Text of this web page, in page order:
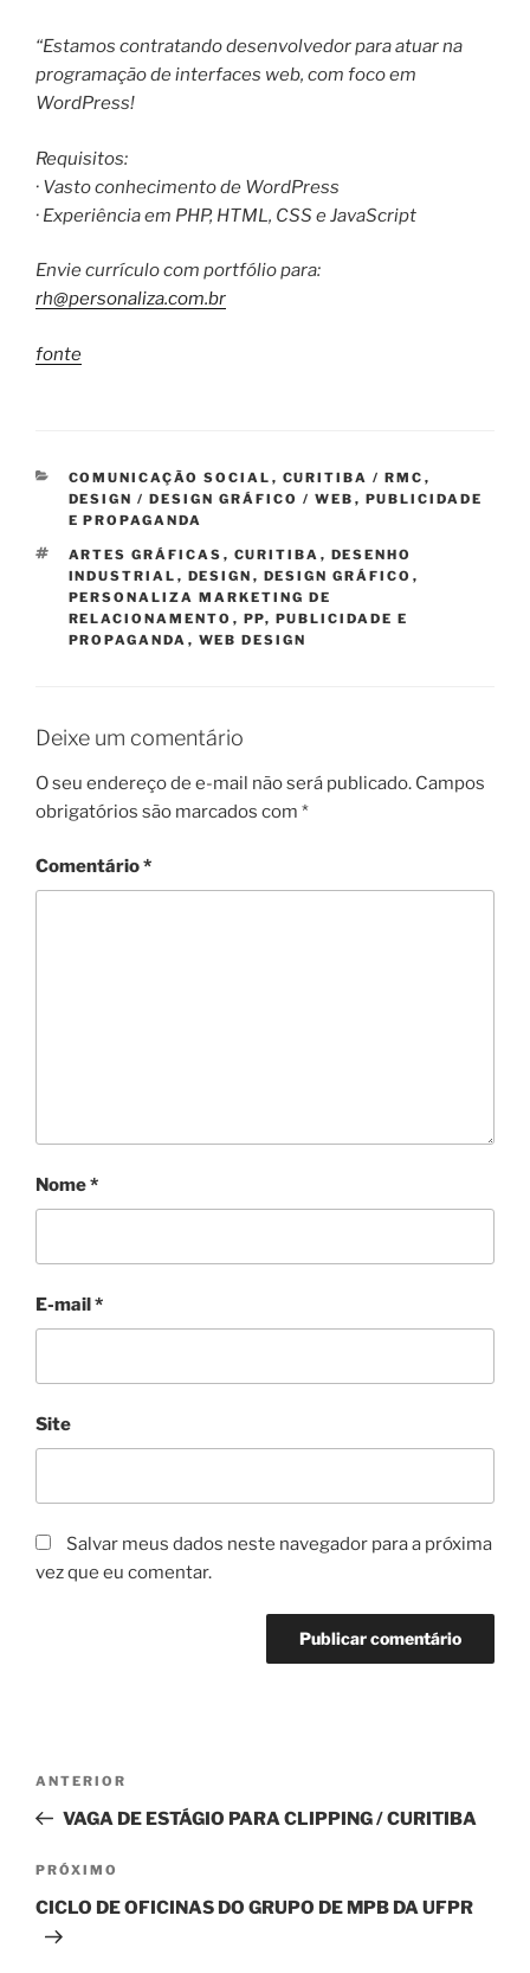
“Estamos contratando desenvolvedor para atuar na
programação de interfaces web, com foco em
WordPress!
Requisitos:
· Vasto conhecimento de WordPress
· Experiência em PHP, HTML, CSS e JavaScript
Envie currículo com portfólio para:
rh@personaliza.com.br
fonte
CATEGORIAS
COMUNICAÇÃO SOCIAL , CURITIBA / RMC ,
DESIGN / DESIGN GRÁFICO / WEB , PUBLICIDADE
E PROPAGANDA
TAGS
ARTES GRÁFICAS , CURITIBA , DESENHO
INDUSTRIAL , DESIGN , DESIGN GRÁFICO ,
PERSONALIZA MARKETING DE
RELACIONAMENTO , PP, PUBLICIDADE E
PROPAGANDA , WEB DESIGN
Deixe um comentário
O seu endereço de e-mail não será publicado. Campos
obrigatórios são marcados com *
Comentário*
Nome*
E-mail*
Site
Salvar meus dados neste navegador para a próxima
vez que eu comentar.
Post
Post
anterior
ANTERIOR
VAGA DE ESTÁGIO PARA CLIPPING / CURITIBA
Próximo
post
PRÓXIMO
CICLO DE OFICINAS DO GRUPO DE MPB DA UFPR